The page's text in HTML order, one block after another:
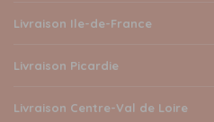
Livraison Ile-de-France
Livraison Picardie
Livraison Centre-Val de Loire